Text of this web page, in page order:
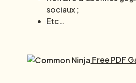
sociaux ;
Etc…
Free PDF